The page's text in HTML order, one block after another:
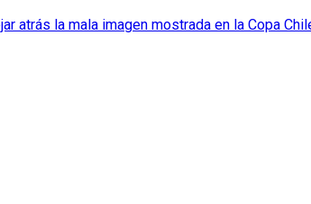
atrás la mala imagen mostrada en la Copa